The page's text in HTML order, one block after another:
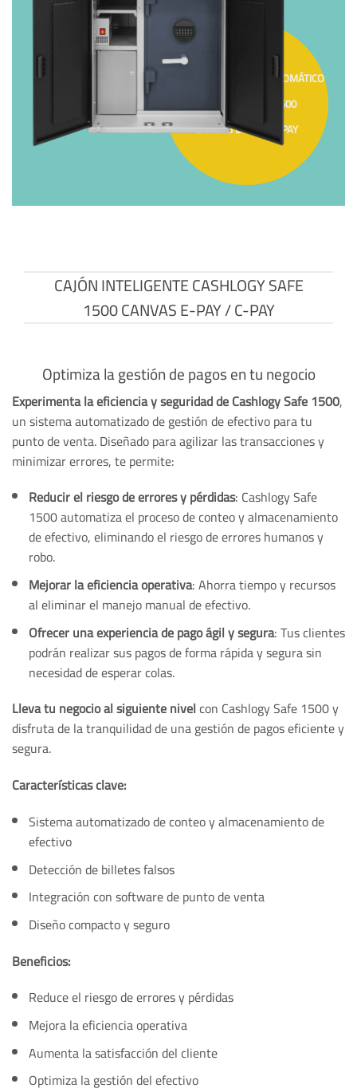
CAJONES DE COBRO AUTOMÁTICO
CASHLOGY SAFE 1500
CANVAS E-PAY / C-PAY
CAJÓN INTELIGENTE CASHLOGY SAFE
1500 CANVAS E-PAY / C-PAY
Optimiza la gestión de pagos en tu negocio
Experimenta la eficiencia y seguridad de Cashlogy Safe 1500,
un sistema automatizado de gestión de efectivo para tu
punto de venta. Diseñado para agilizar las transacciones y
minimizar errores, te permite:
Reducir el riesgo de errores y pérdidas: Cashlogy Safe
1500 automatiza el proceso de conteo y almacenamiento
de efectivo, eliminando el riesgo de errores humanos y
robo.
Mejorar la eficiencia operativa: Ahorra tiempo y recursos
al eliminar el manejo manual de efectivo.
Ofrecer una experiencia de pago ágil y segura: Tus clientes
podrán realizar sus pagos de forma rápida y segura sin
necesidad de esperar colas.
Lleva tu negocio al siguiente nivelcon Cashlogy Safe 1500 y
disfruta de la tranquilidad de una gestión de pagos eficiente y
segura.
Características clave:
Sistema automatizado de conteo y almacenamiento de
efectivo
Detección de billetes falsos
Integración con software de punto de venta
Diseño compacto y seguro
Beneficios:
Reduce el riesgo de errores y pérdidas
Mejora la eficiencia operativa
Aumenta la satisfacción del cliente
Optimiza la gestión del efectivo